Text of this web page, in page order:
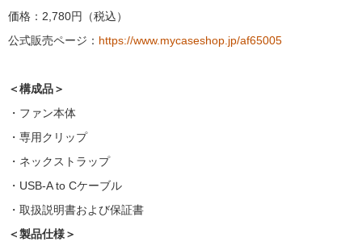
価格：2,780円（税込）
公式販売ページ： https://www.mycaseshop.jp/af65005
＜構成品＞
・ファン本体
・専用クリップ
・ネックストラップ
・USB-A to Cケーブル
・取扱説明書および保証書
＜製品仕様＞